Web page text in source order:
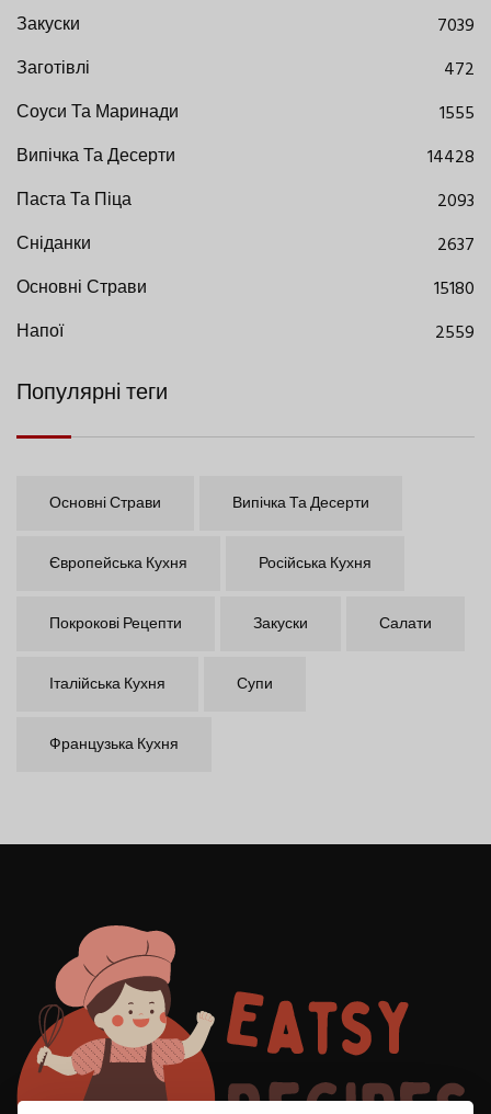
Закуски
7039
Заготівлі
472
Соуси Та Маринади
1555
Випічка Та Десерти
14428
Паста Та Піца
2093
Сніданки
2637
Основні Страви
15180
Напої
2559
Популярні теги
Основні Страви Випічка Та Десерти
Європейська Кухня Російська Кухня
Покрокові Рецепти Закуски Салати
Італійська Кухня Супи
Французька Кухня